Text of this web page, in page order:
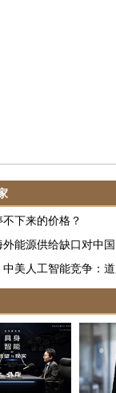
不下来的价格？
外能源供给缺口对中
中美人工智能竞争：